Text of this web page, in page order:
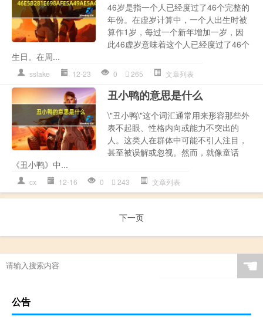
46岁是指一个人已经度过了46个完整的
年份。在虚岁计算中，一个人出生时被
算作1岁，每过一个新年增加一岁，因
此46虚岁意味着这个人已经度过了46个
生日。在周...
sslake 12-23 0 265 文章列表
丑小鸭的意思是什么
\"丑小鸭\"这个词汇通常用来形容那些外
表不起眼、性格内向或能力不突出的
人。这类人在群体中可能不引人注目，
甚至被误解或忽视。然而，就像童话
《丑小鸭》中...
cx 12-16 0 243 文章列表
下一页
☚
公告